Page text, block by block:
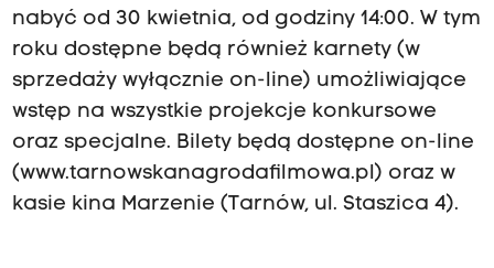
nabyć od 30 kwietnia, od godziny 14:00. W tym
roku dostępne będą również karnety (w
sprzedaży wyłącznie on-line) umożliwiające
wstęp na wszystkie projekcje konkursowe
oraz specjalne. Bilety będą dostępne on-line
(www.tarnowskanagrodafilmowa.pl) oraz w
kasie kina Marzenie (Tarnów, ul. Staszica 4).